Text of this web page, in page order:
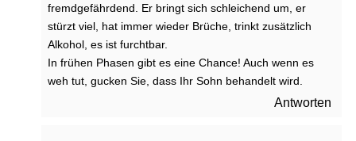
fremdgefährdend. Er bringt sich schleichend um, er
stürzt viel, hat immer wieder Brüche, trinkt zusätzlich
Alkohol, es ist furchtbar.
In frühen Phasen gibt es eine Chance! Auch wenn es
weh tut, gucken Sie, dass Ihr Sohn behandelt wird.
Antworten
u
p
t
K
n